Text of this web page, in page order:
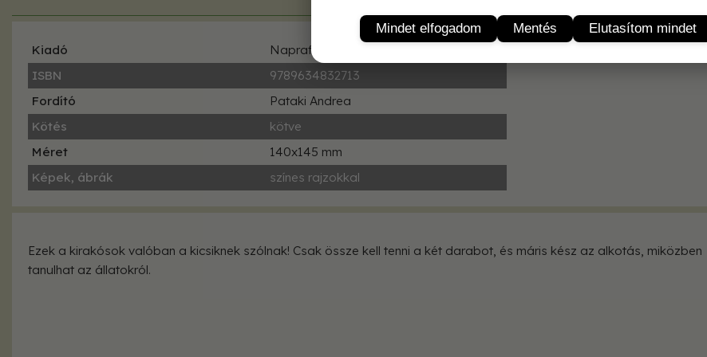
Kiadó
Napraforgó
ISBN
9789634832713
Fordító
Pataki Andrea
Kötés
kötve
Méret
140x145 mm
Képek, ábrák
színes rajzokkal
Ezek a kirakósok valóban a kicsiknek szólnak! Csak össze kell tenni a két darabot, és máris kész az alkotás, miközben
tanulhat az állatokról.
Mindet elfogadom Mentés Elutasítom mindet